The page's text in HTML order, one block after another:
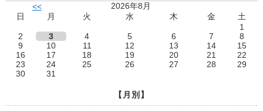
<<
2026年8月
日
月 火 水 木 金
土
1
2
3 4 5 6 7
8
9
10 11 12 13 14
15
16
17 18 19 20 21
22
23
24 25 26 27 28
29
30
31
【月別】